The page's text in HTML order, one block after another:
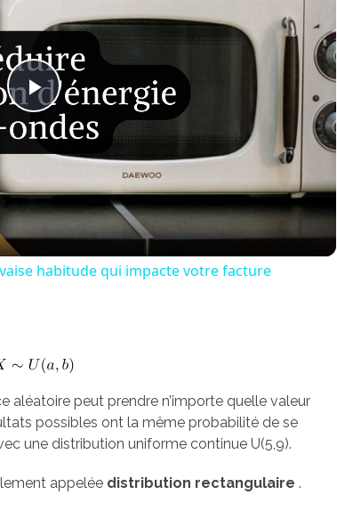
Play
Video
habitude qui impacte votre facture
aléatoire peut prendre n’importe quelle valeur
possibles ont la même probabilité de se
une distribution uniforme continue U(5,9).
appelée distribution rectangulaire .